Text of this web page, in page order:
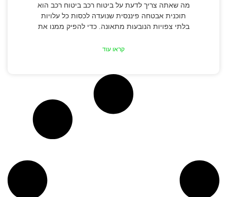
מה שאתה צריך לדעת על ביטוח רכב ביטוח רכב הוא
תוכנית אבטחה פיננסית שנועדה לכסות כל עלויות
בלתי צפויות הנובעות מתאונה. כדי להפיק ממנו את
קראו עוד